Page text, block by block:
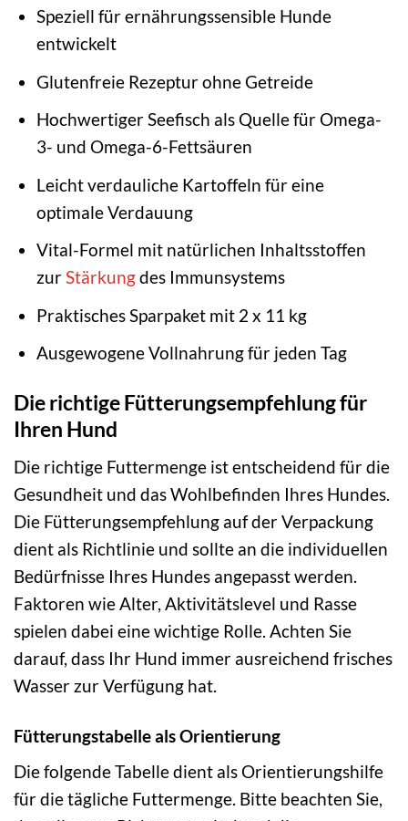
Speziell für ernährungssensible Hunde
entwickelt
Glutenfreie Rezeptur ohne Getreide
Hochwertiger Seefisch als Quelle für Omega-
3- und Omega-6-Fettsäuren
Leicht verdauliche Kartoffeln für eine
optimale Verdauung
Vital-Formel mit natürlichen Inhaltsstoffen
zurStärkungdes Immunsystems
Praktisches Sparpaket mit 2 x 11 kg
Ausgewogene Vollnahrung für jeden Tag
Die richtige Fütterungsempfehlung für
Ihren Hund
Die richtige Futtermenge ist entscheidend für die
Gesundheit und das Wohlbefinden Ihres Hundes.
Die Fütterungsempfehlung auf der Verpackung
dient als Richtlinie und sollte an die individuellen
Bedürfnisse Ihres Hundes angepasst werden.
Faktoren wie Alter, Aktivitätslevel und Rasse
spielen dabei eine wichtige Rolle. Achten Sie
darauf, dass Ihr Hund immer ausreichend frisches
Wasser zur Verfügung hat.
Fütterungstabelle als Orientierung
Die folgende Tabelle dient als Orientierungshilfe
für die tägliche Futtermenge. Bitte beachten Sie,